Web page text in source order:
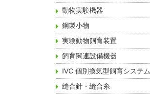
動物実験機器
鋼製小物
実験動物飼育装置
飼育関連設備機器
IVC 個別換気型飼育システム
縫合針・縫合糸